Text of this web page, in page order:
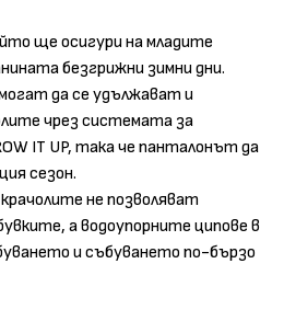
ще осигури на младите
безгрижни зимни дни.
да се удължават и
чрез системата за
IT UP, така че панталонът да
сезон.
не позволяват
а водоупорните ципове в
и събуването по-бързо